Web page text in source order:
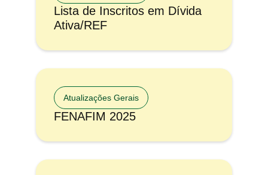
Lista de Inscritos em Dívida
Ativa/REF
Atualizações Gerais
FENAFIM 2025